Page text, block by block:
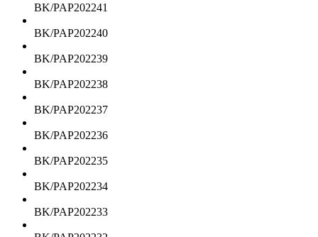
BK/PAP202241
BK/PAP202240
BK/PAP202239
BK/PAP202238
BK/PAP202237
BK/PAP202236
BK/PAP202235
BK/PAP202234
BK/PAP202233